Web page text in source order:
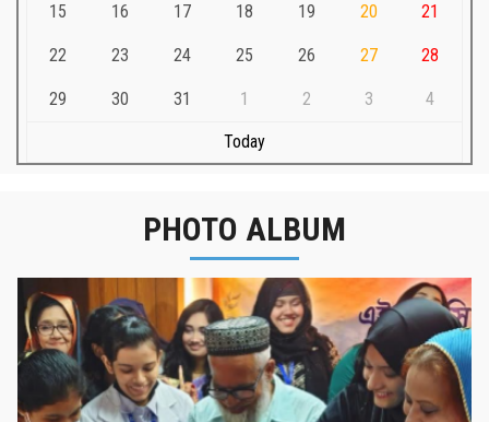
15 16 17 18 19 20 21
22 23 24 25 26 27 28
29 30 31 1 2 3 4
Today
PHOTO ALBUM